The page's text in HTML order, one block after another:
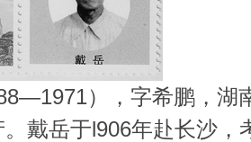
），字希鹏，湖
戴岳于l906年赴长沙，